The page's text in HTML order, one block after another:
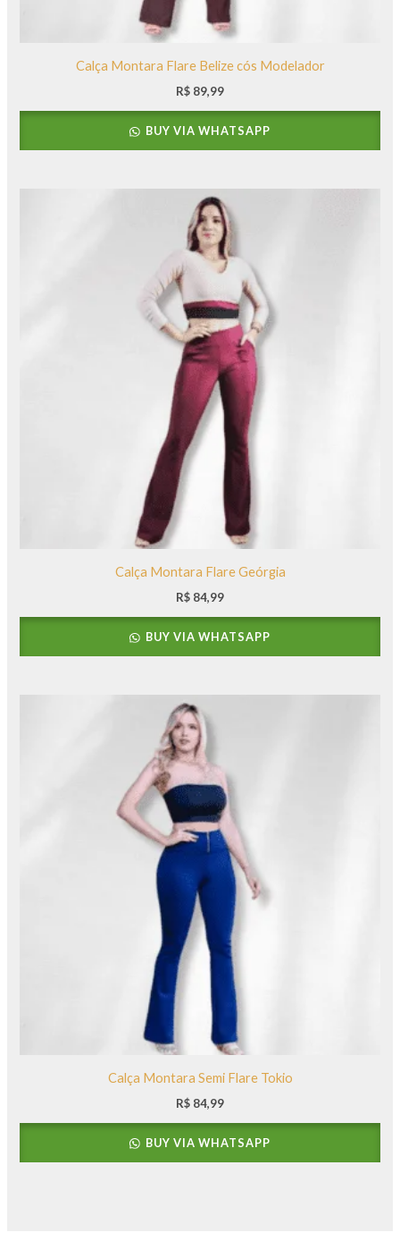
Calça Montara Flare Belize cós Modelador
R$ 89,99
BUY VIA WHATSAPP
Calça Montara Flare Geórgia
R$ 84,99
BUY VIA WHATSAPP
Calça Montara Semi Flare Tokio
R$ 84,99
BUY VIA WHATSAPP